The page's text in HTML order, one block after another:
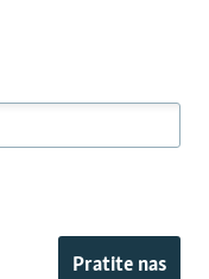
Pratite nas